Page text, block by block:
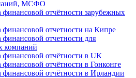
МСФО
финансовой отчётности зарубежных
финансовой отчетности на Кипре
финансовой отчетности для
компаний
финансовой отчётности в UK
финансовой отчётности в Гонконге
финансовой отчётности в Ирландии